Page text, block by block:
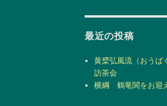
最近の投稿
黄檗弘風流（おう
訪茶会
横綱 鶴竜関をお迎